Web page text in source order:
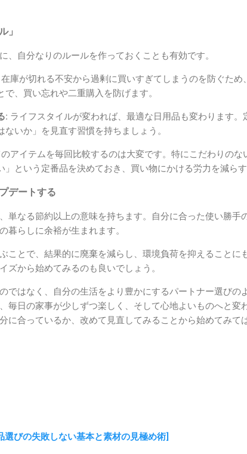
」
、自分なりのルールを作っておくことも有効です。
在庫が切れる不安から過剰に買いすぎてしまうのを防ぐため
、買い忘れや二重購入を防げます。
: ライフスタイルが変われば、最適な日用品も変わります
いか」を見直す習慣を持ちましょう。
アイテムを毎回比較するのは大変です。特にこだわりのな
」という定番品を決めておき、買い物にかける労力を減ら
デートする
単なる節約以上の意味を持ちます。自分に合った使い勝手
暮らしに余裕が生まれます。
ことで、結果的に廃棄を減らし、環境負荷を抑えることに
ズから始めてみるのも良いでしょう。
ではなく、自分の生活をより豊かにするパートナー選びの
毎日の家事が少しずつ楽しく、そして心地よいものへと変
に合っているか、改めて見直してみることから始めてみて
びの失敗しない基本と素材の見極め術]